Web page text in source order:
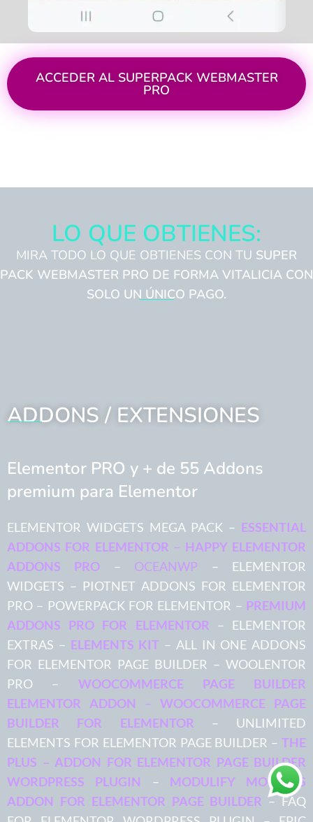
ACCEDER AL SUPERPACK WEBMASTER
PRO
LO QUE OBTIENES:
MIRA TODO LO QUE OBTIENES CON TU SUPER
PACK WEBMASTER PRO DE FORMA VITALICIA CON
SOLO UN ÚNICO PAGO.
ADDONS / EXTENSIONES
Elementor PRO y + de 55 Addons
premium para Elementor
ELEMENTOR WIDGETS MEGA PACK – ESSENTIAL
ADDONS FOR ELEMENTOR – HAPPY ELEMENTOR
ADDONS PRO – OCEANWP – ELEMENTOR
WIDGETS – PIOTNET ADDONS FOR ELEMENTOR
PRO – POWERPACK FOR ELEMENTOR – PREMIUM
ADDONS PRO FOR ELEMENTOR – ELEMENTOR
EXTRAS – ELEMENTS KIT – ALL IN ONE ADDONS
FOR ELEMENTOR PAGE BUILDER – WOOLENTOR
PRO – WOOCOMMERCE PAGE BUILDER
ELEMENTOR ADDON – WOOCOMMERCE PAGE
BUILDER FOR ELEMENTOR – UNLIMITED
ELEMENTS FOR ELEMENTOR PAGE BUILDER – THE
PLUS – ADDON FOR ELEMENTOR PAGE BUILDER
WORDPRESS PLUGIN
– MODULIFY MODULES
ADDON FOR ELEMENTOR PAGE BUILDER – FAQ
Ricardocompro WebMaster PRO